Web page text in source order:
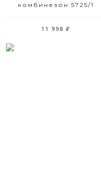
комбинезон 5725/1
11 998 ₽